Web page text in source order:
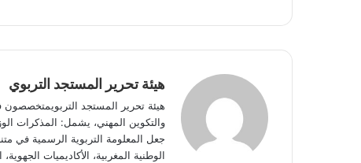
هيئة تحرير المستجد التربوي
هيئة تحرير المستجد التربويمتخصصون
والتكوين المهني، يشمل: المذكرات
جعل المعلومة التربوية الرسمية في
الوطنية المغربية، الأكاديميات